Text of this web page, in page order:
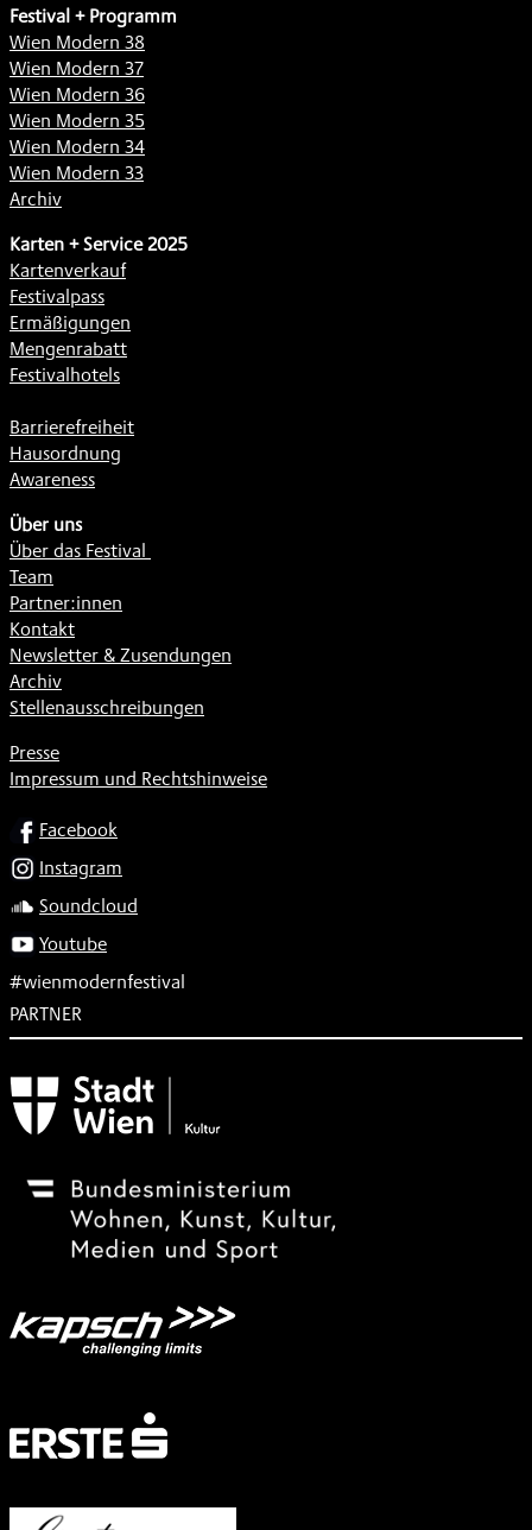
Festival + Programm
Wien Modern 38
Wien Modern 37
Wien Modern 36
Wien Modern 35
Wien Modern 34
Wien Modern 33
Archiv
Karten + Service 2025
Kartenverkauf
Festivalpass
Ermäßigungen
Mengenrabatt
Festivalhotels
Barrierefreiheit
Hausordnung
Awareness
Über uns
Über das Festival
Team
Partner:innen
Kontakt
Newsletter & Zusendungen
Archiv
Stellenausschreibungen
Presse
Impressum und Rechtshinweise
SOCIALFacebook
Instagram
Soundcloud
Youtube
#wienmodernfestival
PARTNER
Subventionsgeber